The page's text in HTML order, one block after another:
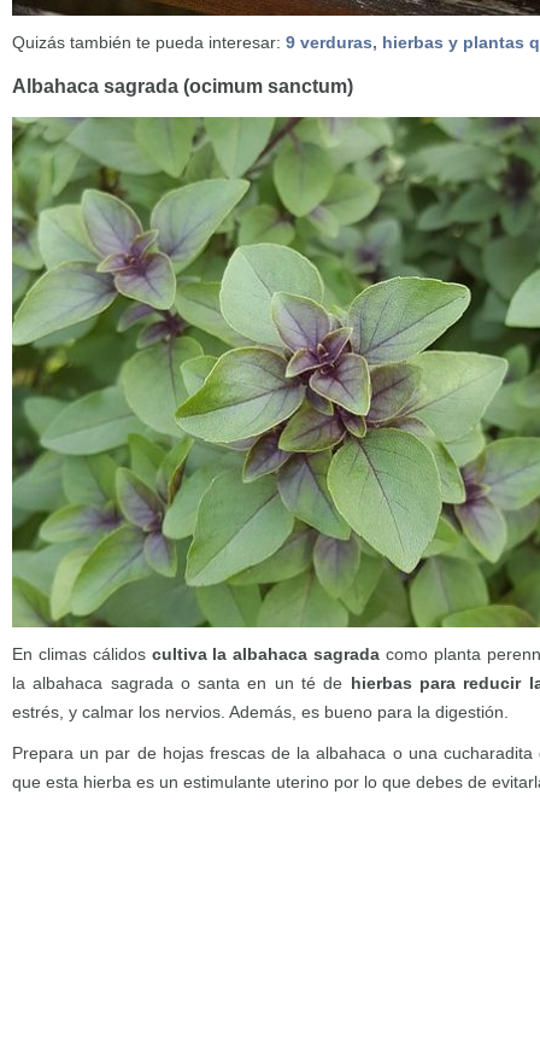
Quizás también te pueda interesar: 9 verduras, hierbas y plantas
Albahaca sagrada (ocimum sanctum)
En climas cálidos cultiva la albahaca sagrada como planta
la albahaca sagrada o santa en un té de hierbas para reducir
estrés, y calmar los nervios. Además, es bueno para la digestión.
Prepara un par de hojas frescas de la albahaca o una
que esta hierba es un estimulante uterino por lo que debes de